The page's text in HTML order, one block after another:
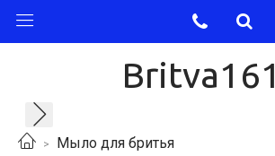
Britva161
Мыло для бритья